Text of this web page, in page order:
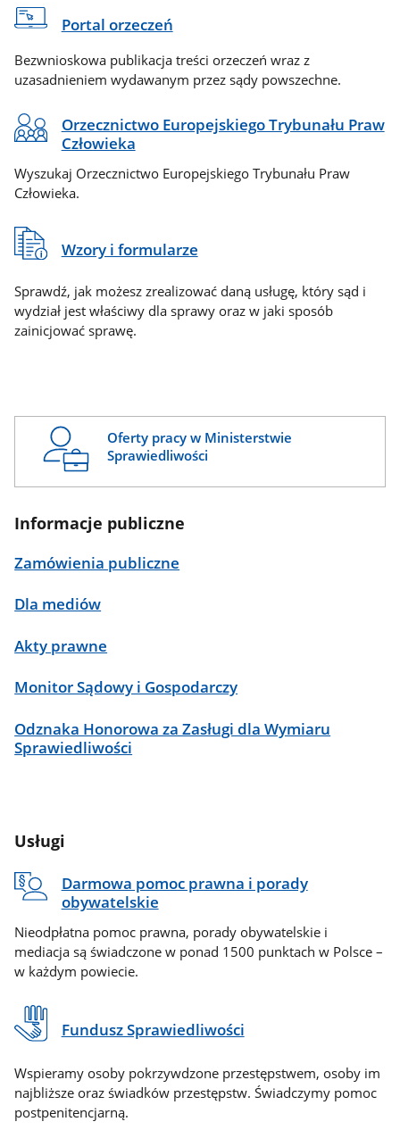
Portal orzeczeń
Bezwnioskowa publikacja treści orzeczeń wraz z
uzasadnieniem wydawanym przez sądy powszechne.
Orzecznictwo Europejskiego Trybunału Praw
Człowieka
Wyszukaj Orzecznictwo Europejskiego Trybunału Praw
Człowieka.
Wzory i formularze
Sprawdź, jak możesz zrealizować daną usługę, który sąd i
wydział jest właściwy dla sprawy oraz w jaki sposób
zainicjować sprawę.
Oferty pracy w Ministerstwie
Sprawiedliwości
Informacje publiczne
Zamówienia publiczne
Dla mediów
Akty prawne
Monitor Sądowy i Gospodarczy
Odznaka Honorowa za Zasługi dla Wymiaru
Sprawiedliwości
Usługi
Darmowa pomoc prawna i porady
obywatelskie
Nieodpłatna pomoc prawna, porady obywatelskie i
mediacja są świadczone w ponad 1500 punktach w Polsce –
w każdym powiecie.
Fundusz Sprawiedliwości
Wspieramy osoby pokrzywdzone przestępstwem, osoby im
najbliższe oraz świadków przestępstw. Świadczymy pomoc
postpenitencjarną.